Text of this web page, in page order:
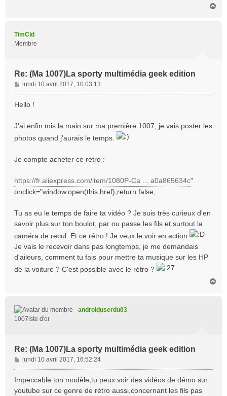
TimCld
Membre
Re: (Ma 1007)La sporty multimédia geek edition
M
e
s
g
e
lundi 10 avril 2017, 10:03:13
Hello !
J'ai enfin mis la main sur ma première 1007, je vais poster les
photos quand j'aurais le temps.
Je compte acheter ce rétro :
https://fr.aliexpress.com/item/1080P-Ca ... a0a865634c"
onclick="window.open(this.href);return false;
Tu as eu le temps de faire ta vidéo ? Je suis très curieux d'en
savoir plus sur ton boulot, par ou passe les fils et surtout la
caméra de recul. Et ce rétro ! Je veux le voir en action
Je vais le recevoir dans pas longtemps, je me demandais
d'aileurs, comment tu fais pour mettre ta musique sur les HP
de la voiture ? C'est possible avec le rétro ?
androiduserdu03
1007iste d'or
Re: (Ma 1007)La sporty multimédia geek edition
M
e
s
lundi 10 avril 2017, 16:52:24
Impeccable ton modèle,tu peux voir des vidéos de démo sur
youtube sur ce genre de rétro aussi,concernant les fils pas